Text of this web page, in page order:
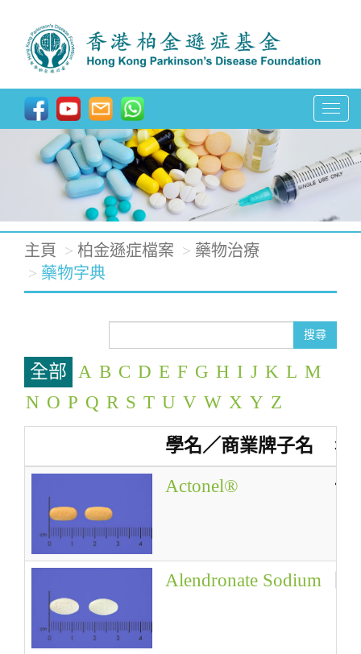
T
g
l
a
v
i
t
i
主頁 柏金遜症檔案
藥物治療
藥物字典
搜尋
全部 A B C D E F G H I J K L M
N O P Q R S T U V W X Y Z
學名／商業牌子名
名
Actonel®
健
Alendronate Sodium